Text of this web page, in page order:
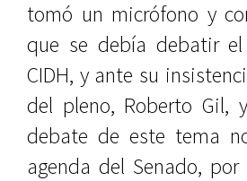
tomó un micrófono y
que se debía debatir
CIDH, y ante su
del pleno, Roberto Gil,
debate de este tema
agenda del Senado,